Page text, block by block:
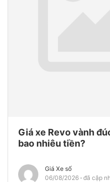
Giá xe Revo vành
bao nhiêu tiền?
Giá Xe số
06/08/2026 đã cập